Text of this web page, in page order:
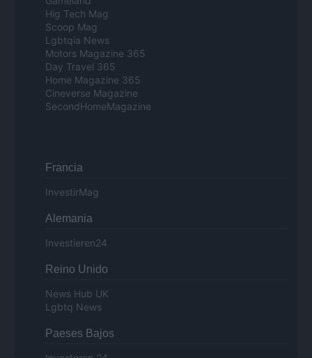
Hig Tech Mag
Scoop Mag
Lgbtqia News
Motors Magazine 365
Day Travel 365
Home Magazine 365
Cineverse Magazine
SecondHomeMagazine
Francia
InvestirMag
Alemania
Investieren24
Reino Unido
News Hub UK
Lgbtq News
Paeses Bajos